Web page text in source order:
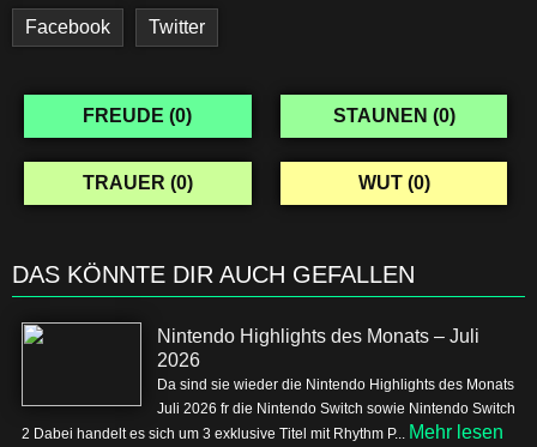
Facebook Twitter
FREUDE (0) STAUNEN (0)
TRAUER (0) WUT (0)
DAS KÖNNTE DIR AUCH GEFALLEN
Nintendo Highlights des Monats – Juli
2026
Da sind sie wieder die Nintendo Highlights des Monats
Juli 2026 fr die Nintendo Switch sowie Nintendo Switch
2 Dabei handelt es sich um 3 exklusive Titel mit Rhythm P... Mehr lesen